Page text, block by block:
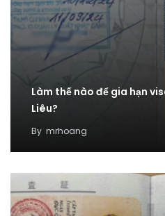
Làm thế nào để gia hạn
Liêu?
By mrhoang